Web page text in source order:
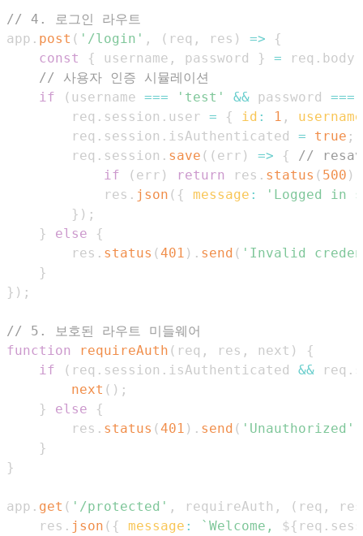
// 4. 로그인 라우트
app . post ( '/login' , ( req , res ) =>
{
const
{ username , password } = req . body
// 사용자 인증 시뮬레이션
if
( username === 'test' && password ===
        req
. session . user = { id : 1 ,
username
        req
. session . isAuthenticated = true ;
        req
. session . save ( ( err ) => {
//
if
( err ) return res . status ( 500 )
            res
. json ( { message :
'Logged in
} ) ;
}
else
{
        res
. status (401 ) . send ( 'Invalid
}
} ) ;
// 5. 보호된 라우트 미들웨어
function
requireAuth ( req , res , next )
{
if
( req . session . isAuthenticated && req .
next ( ) ;
}
else
{
        res
. status (401 ) . send ( 'Unauthorized'
}
}
app . get ( '/protected' , requireAuth , ( req ,
res
    res
. json ( { message : ` Welcome, ${ req .